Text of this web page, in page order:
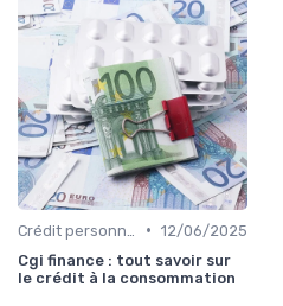
• 12/06/2025
Cgi finance : tout savoir sur
le crédit à la consommation